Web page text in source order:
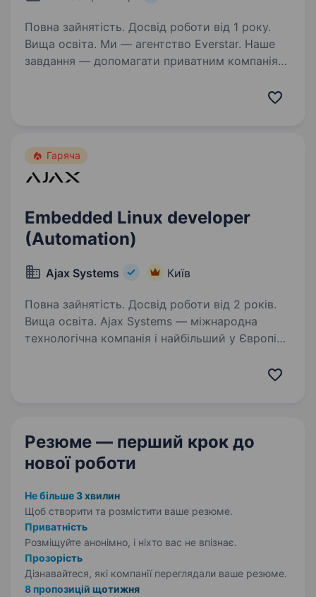
Повна зайнятість. Досвід роботи від 1 року.
Вища освіта. Ми — агентство Everstar. Наше
завдання — допомагати приватним компаніям
Гаряча
Embedded Linux developer
(Automation)
Ajax Systems Київ
Повна зайнятість. Досвід роботи від 2 років.
Вища освіта. Ajax Systems — міжнародна
технологічна компанія і найбільший у Європі
довіряють уже понад 4,5 мільйони кінцевих
Резюме — перший крок до
нової роботи
Не більше 3 хвилин
Щоб створити та розмістити ваше резюме.
Приватність
Розміщуйте анонімно, і ніхто вас не впізнає.
Прозорість
Дізнавайтеся, які компанії переглядали ваше резюме.
8 пропозицій щотижня